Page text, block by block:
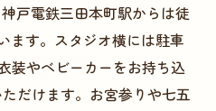
戸電鉄三田本町駅からは徒
ます。スタジオ横には駐車
装やベビーカーをお持ち込
だけます。お宮参りや七五